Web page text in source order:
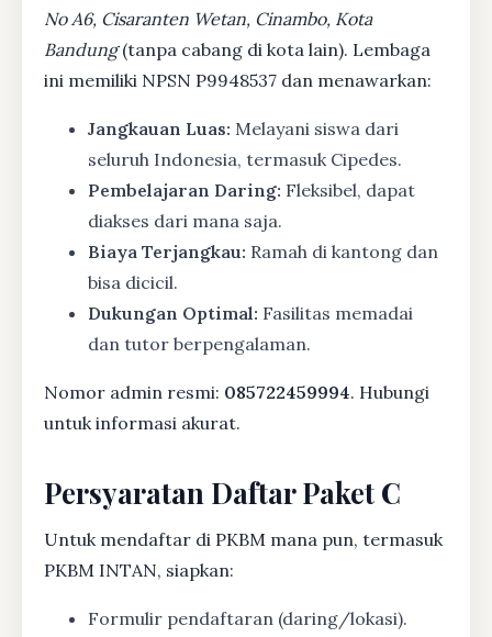
No A6, Cisaranten Wetan, Cinambo, Kota
Bandung(tanpa cabang di kota lain). Lembaga
ini memiliki NPSN P9948537 dan menawarkan:
Jangkauan Luas: Melayani siswa dari
seluruh Indonesia, termasuk Cipedes.
Pembelajaran Daring: Fleksibel, dapat
diakses dari mana saja.
Biaya Terjangkau: Ramah di kantong dan
bisa dicicil.
Dukungan Optimal: Fasilitas memadai
dan tutor berpengalaman.
Nomor admin resmi: 085722459994. Hubungi
untuk informasi akurat.
Persyaratan Daftar Paket C
Untuk mendaftar di PKBM mana pun, termasuk
PKBM INTAN, siapkan:
Formulir pendaftaran (daring/lokasi).